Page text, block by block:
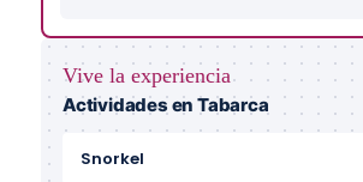
Vive la experiencia
Actividades en Tabarca
Snorkel